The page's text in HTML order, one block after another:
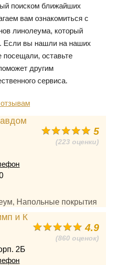
поиском ближайших
вам ознакомиться с
линолеума, который
Если вы нашли на наших
посещали, оставьте
другим
сервиса.
5
(223 оценки)
Напольные покрытия
4.9
(860 оценок)
2Б